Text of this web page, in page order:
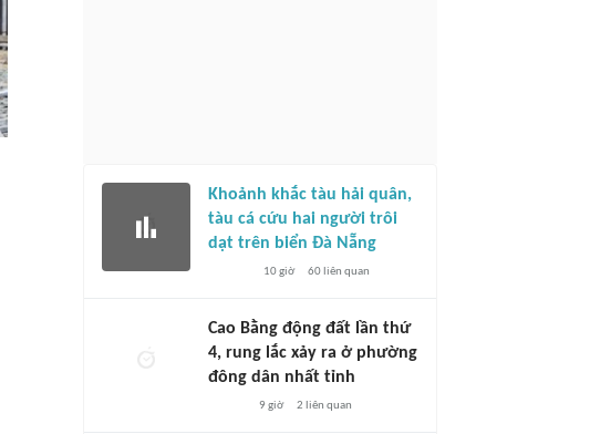
Khoảnh khắc tàu hải quân,
tàu cá cứu hai người trôi
dạt trên biển Đà Nẵng
10 giờ 60liên quan
Cao Bằng động đất lần thứ
4, rung lắc xảy ra ở phường
đông dân nhất tỉnh
9 giờ 2 liên quan